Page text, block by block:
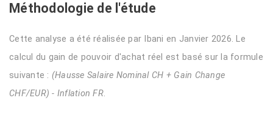
Méthodologie de l'étude
Cette analyse a été réalisée par Ibani en Janvier 2026. Le
calcul du gain de pouvoir d'achat réel est basé sur la formule
suivante : (Hausse Salaire Nominal CH + Gain Change
CHF/EUR) - Inflation FR.